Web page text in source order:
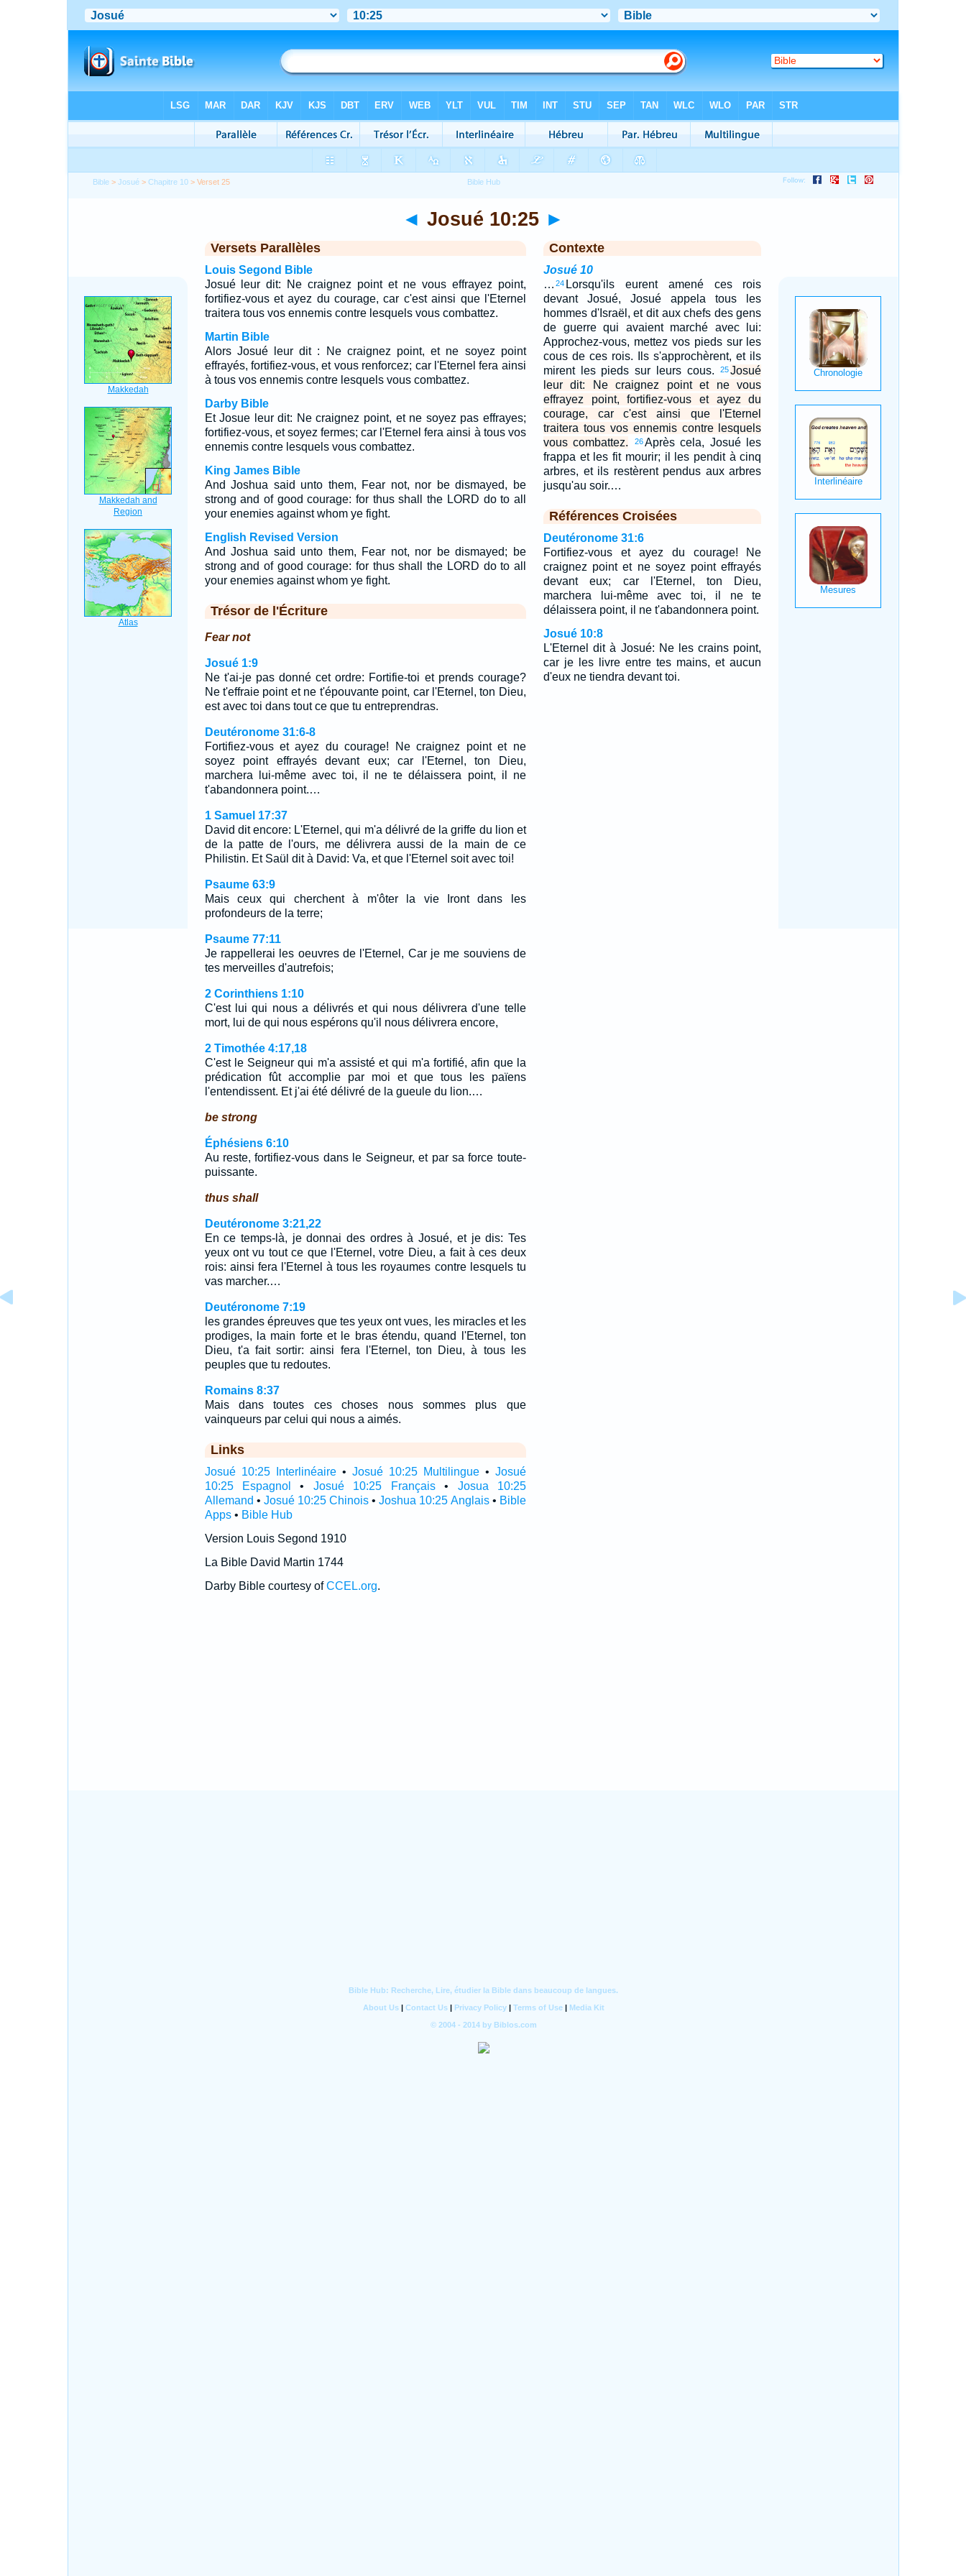
Bible >Josué >Chapitre 10 > Verset 25
◄ Josué 10:25 ►
Versets Parallèles
Louis Segond Bible
Josué leur dit: Ne craignez point et ne vous effrayez point,
fortifiez-vous et ayez du courage, car c'est ainsi que l'Eternel
traitera tous vos ennemis contre lesquels vous combattez.
Martin Bible
Alors Josué leur dit : Ne craignez point, et ne soyez point
effrayés, fortifiez-vous, et vous renforcez; car l'Eternel fera ainsi
à tous vos ennemis contre lesquels vous combattez.
Darby Bible
Et Josue leur dit: Ne craignez point, et ne soyez pas effrayes;
fortifiez-vous, et soyez fermes; car l'Eternel fera ainsi à tous vos
ennemis contre lesquels vous combattez.
King James Bible
And Joshua said unto them, Fear not, nor be dismayed, be
strong and of good courage: for thus shall the LORD do to all
your enemies against whom ye fight.
English Revised Version
And Joshua said unto them, Fear not, nor be dismayed; be
strong and of good courage: for thus shall the LORD do to all
your enemies against whom ye fight.
Trésor de l'Écriture
Fear not
Josué 1:9
Ne t'ai-je pas donné cet ordre: Fortifie-toi et prends courage?
Ne t'effraie point et ne t'épouvante point, car l'Eternel, ton Dieu,
est avec toi dans tout ce que tu entreprendras.
Deutéronome 31:6-8
Fortifiez-vous et ayez du courage! Ne craignez point et ne
soyez point effrayés devant eux; car l'Eternel, ton Dieu,
marchera lui-même avec toi, il ne te délaissera point, il ne
t'abandonnera point.…
1 Samuel 17:37
David dit encore: L'Eternel, qui m'a délivré de la griffe du lion et
de la patte de l'ours, me délivrera aussi de la main de ce
Philistin. Et Saül dit à David: Va, et que l'Eternel soit avec toi!
Psaume 63:9
Mais ceux qui cherchent à m'ôter la vie Iront dans les
profondeurs de la terre;
Psaume 77:11
Je rappellerai les oeuvres de l'Eternel, Car je me souviens de
tes merveilles d'autrefois;
2 Corinthiens 1:10
C'est lui qui nous a délivrés et qui nous délivrera d'une telle
mort, lui de qui nous espérons qu'il nous délivrera encore,
2 Timothée 4:17,18
C'est le Seigneur qui m'a assisté et qui m'a fortifié, afin que la
prédication fût accomplie par moi et que tous les païens
l'entendissent. Et j'ai été délivré de la gueule du lion.…
be strong
Éphésiens 6:10
Au reste, fortifiez-vous dans le Seigneur, et par sa force toute-
puissante.
thus shall
Deutéronome 3:21,22
En ce temps-là, je donnai des ordres à Josué, et je dis: Tes
yeux ont vu tout ce que l'Eternel, votre Dieu, a fait à ces deux
rois: ainsi fera l'Eternel à tous les royaumes contre lesquels tu
vas marcher.…
Deutéronome 7:19
les grandes épreuves que tes yeux ont vues, les miracles et les
prodiges, la main forte et le bras étendu, quand l'Eternel, ton
Dieu, t'a fait sortir: ainsi fera l'Eternel, ton Dieu, à tous les
peuples que tu redoutes.
Romains 8:37
Mais dans toutes ces choses nous sommes plus que
vainqueurs par celui qui nous a aimés.
Links
Josué 10:25 Interlinéaire• Josué 10:25 Multilingue• Josué
10:25 Espagnol
• Josué 10:25 Français• Josua 10:25
Allemand • Josué 10:25 Chinois •Joshua 10:25 Anglais• Bible
Apps• Bible Hub
Version Louis Segond 1910
La Bible David Martin 1744
Darby Bible courtesy ofCCEL.org.
Contexte
Josué 10
… 24 Lorsqu'ils eurent amené ces rois
devant Josué, Josué appela tous les
hommes d'Israël, et dit aux chefs des gens
de guerre qui avaient marché avec lui:
Approchez-vous, mettez vos pieds sur les
cous de ces rois. Ils s'approchèrent, et ils
mirent les pieds sur leurs cous.
25 Josué
leur dit: Ne craignez point et ne vous
effrayez point, fortifiez-vous et ayez du
courage, car c'est ainsi que l'Eternel
traitera tous vos ennemis contre lesquels
vous combattez.
26Après cela, Josué les
frappa et les fit mourir; il les pendit à cinq
arbres, et ils restèrent pendus aux arbres
jusqu'au soir.…
Références Croisées
Deutéronome 31:6
Fortifiez-vous et ayez du courage! Ne
craignez point et ne soyez point effrayés
devant eux; car l'Eternel, ton Dieu,
marchera lui-même avec toi, il ne te
délaissera point, il ne t'abandonnera point.
Josué 10:8
L'Eternel dit à Josué: Ne les crains point,
car je les livre entre tes mains, et aucun
d'eux ne tiendra devant toi.